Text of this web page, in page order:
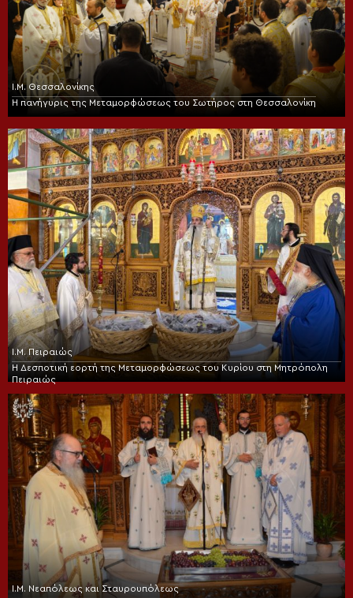
Ι.Μ. Θεσσαλονίκης
Η πανήγυρις της Μεταμορφώσεως του Σωτήρος στη Θεσσαλονίκη
Ι.Μ. Πειραιώς
Η Δεσποτική εορτή της Μεταμορφώσεως του Κυρίου στη Μητρόπολη
Πειραιώς
Ι.Μ. Νεαπόλεως και Σταυρουπόλεως